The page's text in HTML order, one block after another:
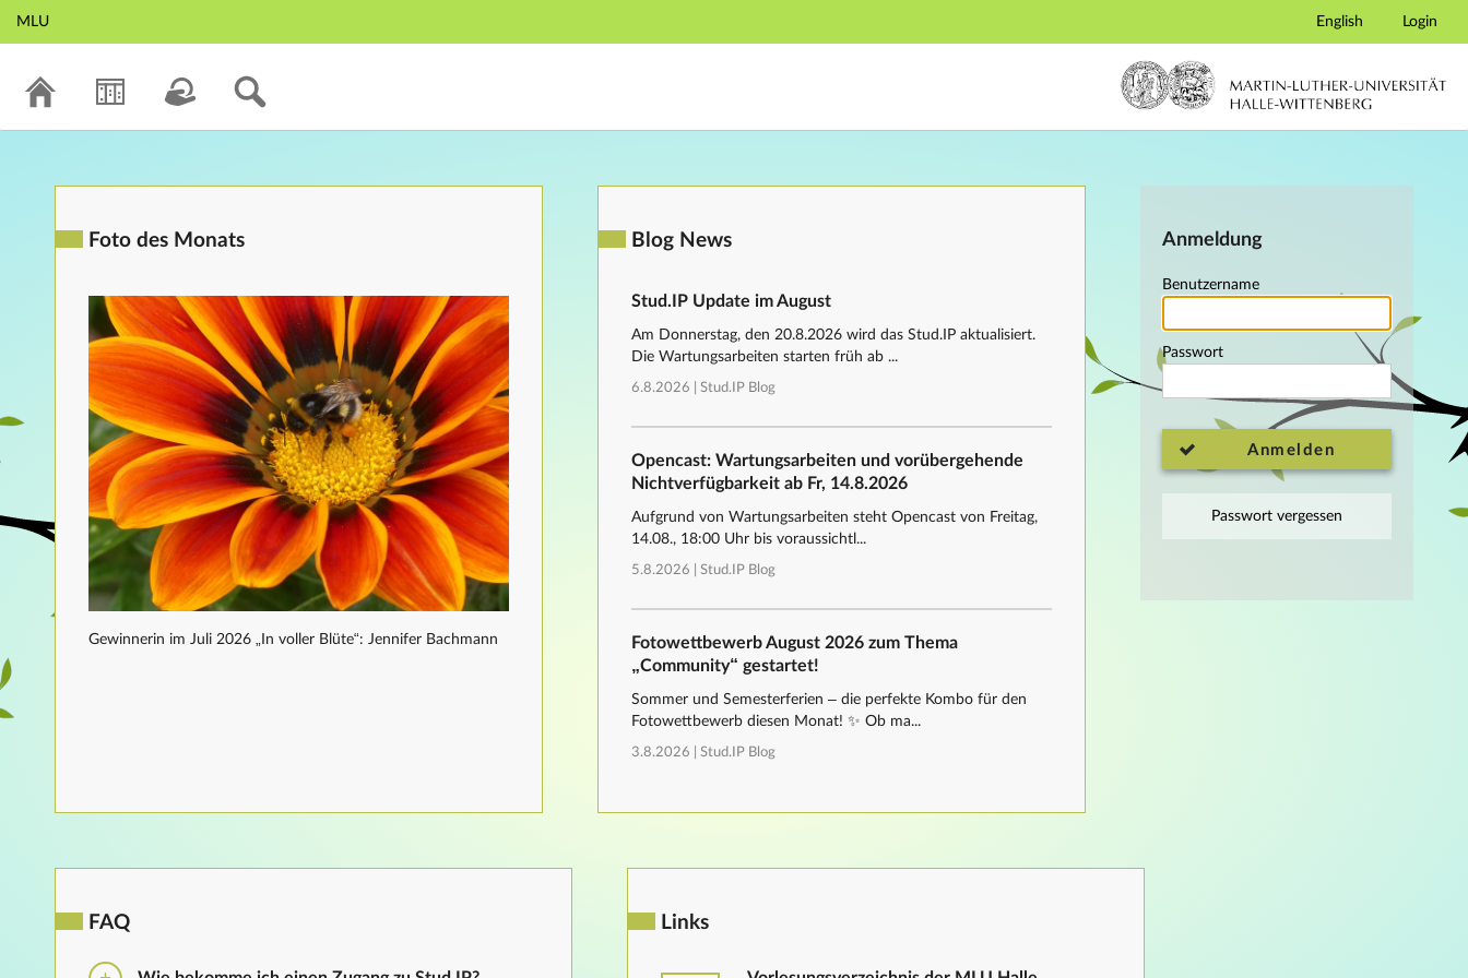
Hauptnavigation
MLU English Login
Anmeldung
Benutzername
Passwort
Anmelden
Passwort vergessen
Foto des Monats
Gewinnerin im Juli 2026 „In voller Blüte“: Jennifer Bachmann
Blog News
Stud.IP Update im August
Am Donnerstag, den 20.8.2026 wird das Stud.IP aktualisiert.
Die Wartungsarbeiten starten früh ab ...
6.8.2026 | Stud.IP Blog
Opencast: Wartungsarbeiten und vorübergehende
Nichtverfügbarkeit ab Fr, 14.8.2026
Aufgrund von Wartungsarbeiten steht Opencast von Freitag,
14.08., 18:00 Uhr bis voraussichtl...
5.8.2026 | Stud.IP Blog
Fotowettbewerb August 2026 zum Thema
„Community“ gestartet!
Sommer und Semesterferien – die perfekte Kombo für den
Fotowettbewerb diesen Monat! ✨ Ob ma...
3.8.2026 | Stud.IP Blog
FAQ Links